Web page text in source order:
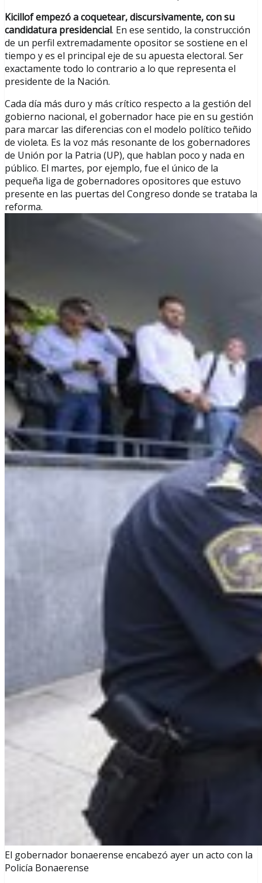
Kicillof empezó a coquetear, discursivamente, con su
candidatura presidencial. En ese sentido, la construcción
de un perfil extremadamente opositor se sostiene en el
tiempo y es el principal eje de su apuesta electoral. Ser
exactamente todo lo contrario a lo que representa el
presidente de la Nación.
Cada día más duro y más crítico respecto a la gestión del
gobierno nacional, el gobernador hace pie en su gestión
para marcar las diferencias con el modelo político teñido
de violeta. Es la voz más resonante de los gobernadores
de Unión por la Patria (UP), que hablan poco y nada en
público. El martes, por ejemplo, fue el único de la
pequeña liga de gobernadores opositores que estuvo
presente en las puertas del Congreso donde se trataba la
reforma.
El gobernador bonaerense encabezó ayer un acto con la
Policía Bonaerense